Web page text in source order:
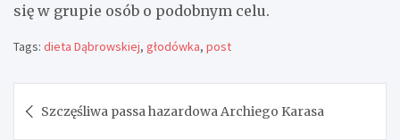
się w grupie osób o podobnym celu.
Tags: dieta Dąbrowskiej, głodówka, post
wpisu
Szczęśliwa passa hazardowa Archiego Karasa